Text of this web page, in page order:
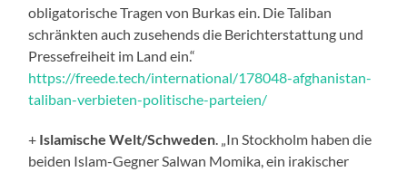
obligatorische Tragen von Burkas ein. Die Taliban
schränkten auch zusehends die Berichterstattung und
Pressefreiheit im Land ein.“
https://freede.tech/international/178048-afghanistan-
taliban-verbieten-politische-parteien/
+ Islamische Welt/Schweden . „In Stockholm haben die
beiden Islam-Gegner Salwan Momika, ein irakischer